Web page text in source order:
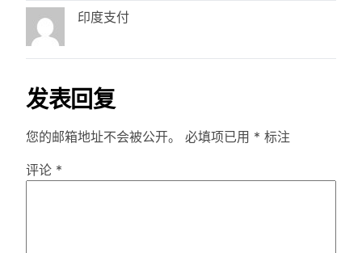
印度支付
发表回复
您的邮箱地址不会被公开。 必填项已用 * 标注
评论 *